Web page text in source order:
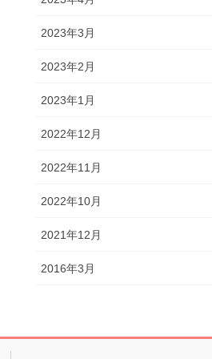
2023年3月
2023年2月
2023年1月
2022年12月
2022年11月
2022年10月
2021年12月
2016年3月